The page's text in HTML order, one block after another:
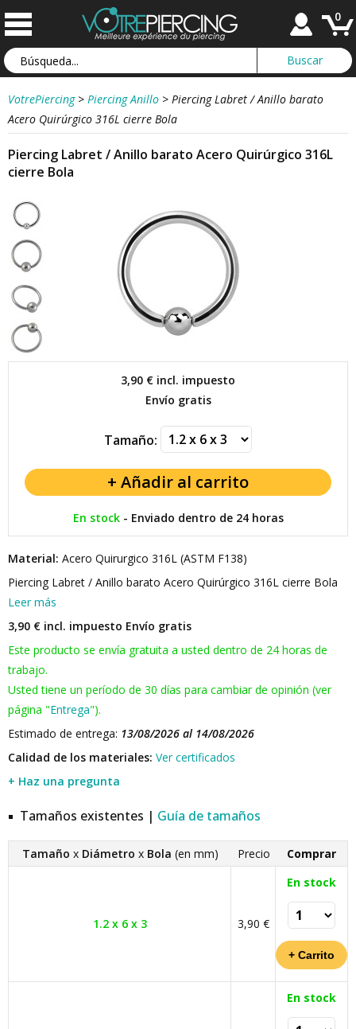
0
VotrePiercing > Piercing Anillo > Piercing Labret / Anillo barato
Acero Quirúrgico 316L cierre Bola
Piercing Labret / Anillo barato Acero Quirúrgico 316L
cierre Bola
3,90 € incl. impuesto
Envío gratis
Tamaño:
En stock- Enviado dentro de 24 horas
Material: Acero Quirurgico 316L (ASTM F138)
Piercing Labret / Anillo barato Acero Quirúrgico 316L cierre Bola
Leer más
3,90 € incl. impuesto Envío gratis
Este producto se envía gratuita a usted dentro de 24 horas de
trabajo.
Usted tiene un período de 30 días para cambiar de opinión (ver
página "Entrega").
Estimado de entrega: 13/08/2026 al 14/08/2026
Calidad de los materiales: Ver certificados
+ Haz una pregunta
Tamaños existentes | Guía de tamaños
Tamaño x Diámetro x Bola (en mm) Precio Comprar
1.2 x 6 x 3 3,90 €
En stock
En stock